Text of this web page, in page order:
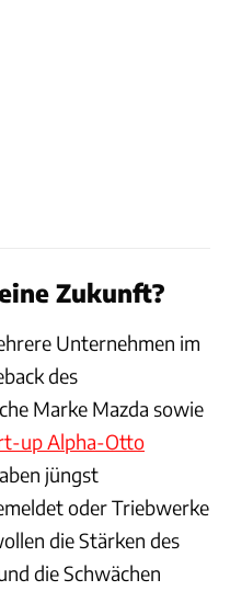
Zukunft?
Unternehmen im
des
Marke Mazda sowie
up Alpha-Otto
jüngst
oder Triebwerke
die Stärken des
die Schwächen